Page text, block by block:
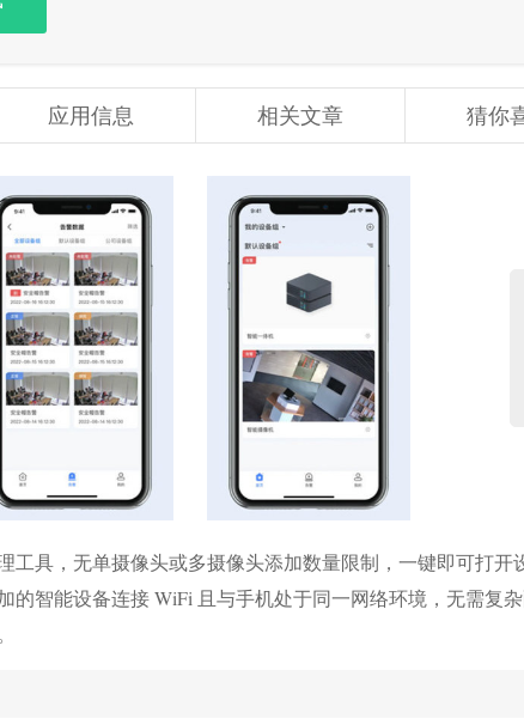
应用信息 相关文章 猜你
工具，无单摄像头或多摄像头添加数量限制，一键即可打开
智能设备连接 WiFi 且与手机处于同一网络环境，无需复杂